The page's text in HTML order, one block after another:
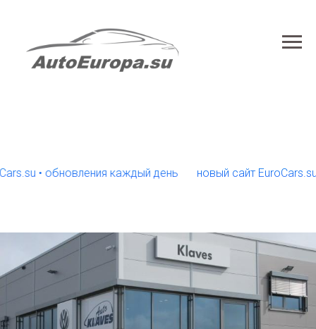
• обновления каждый день новый сайт EuroCars.su •